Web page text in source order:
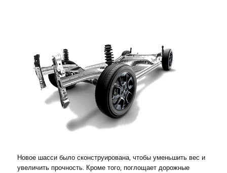
Новое шасси было сконструирована, чтобы уменьшить вес и
увеличить прочность. Кроме того, поглощает дорожные